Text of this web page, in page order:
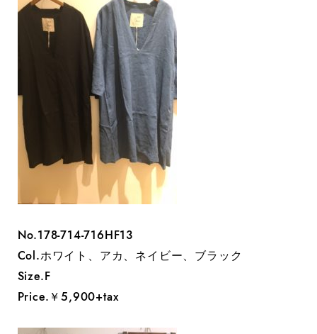
No.178-714-716HF13
Col.ホワイト、アカ、ネイビー、ブラック
Size.F
Price.￥5,900+tax